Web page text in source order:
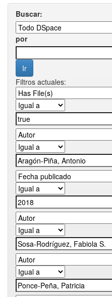
Buscar:
por
Filtros actuales: